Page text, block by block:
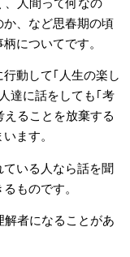
、人間って何なの
、など思春期の頃
についてです。
動して｢人生の楽し
達に話をしても｢考
ることを放棄する
ます。
いる人なら話を聞
ものです。
解者になることがあ